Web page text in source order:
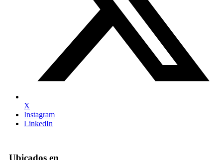
X
Instagram
LinkedIn
Ubicados en